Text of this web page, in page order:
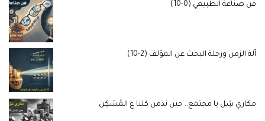
فن صناعة الطبيعي (0-10)
آلة الزمن ورحلة البحث عن المؤلف (2-10)
مكاري شِل يا مجتمع.. حين ندمن كلنا ع المُسَكِن